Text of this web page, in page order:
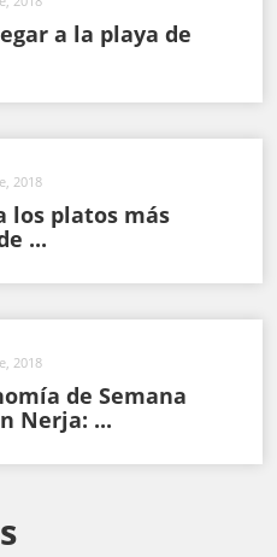
a la playa de
2018
los platos más
...
2018
de Semana
Nerja: ...